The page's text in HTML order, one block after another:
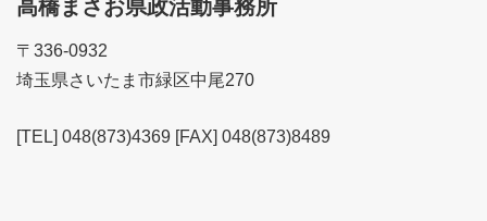
高橋まさお県政活動事務所
〒336-0932
埼玉県さいたま市緑区中尾270
[TEL] 048(873)4369 [FAX] 048(873)8489